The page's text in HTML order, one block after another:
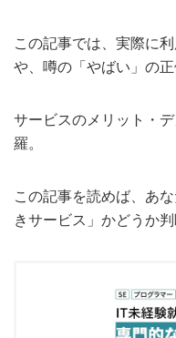
この記事では、実際に
や、噂の「やばい」の
サービスのメリット・
羅。
この記事を読めば、あ
きサービス」かどうか